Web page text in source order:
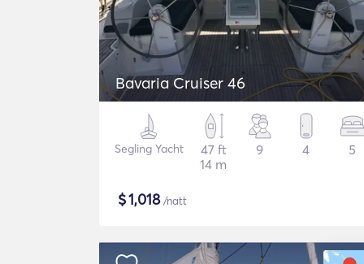
Bavaria Cruiser 46
Segling Yacht
47 ft
14 m
9 4 5
$1,018/natt